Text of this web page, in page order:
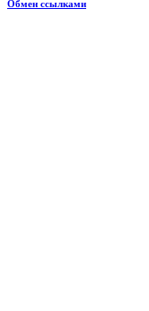
Обмен ссылками